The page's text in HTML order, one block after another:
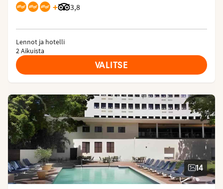
+ 3,8
Arvostelut Tripadvisorista: 3.8 of 5
Lennot ja hotelli
2 Aikuista
VALITSE
14